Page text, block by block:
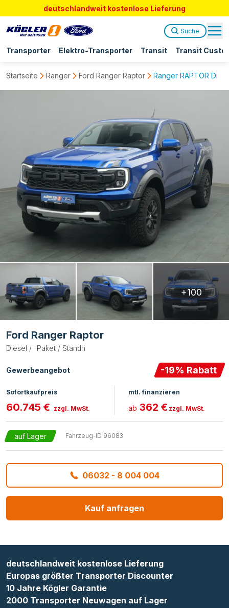
deutschlandweit kostenlose Lieferung
Transporter Elektro-Transporter Transit Transit
Suche
Startseite Ranger Ford Ranger Raptor Ranger RAPTOR
+100
Ford Ranger Raptor
Diesel / -Paket / Standh
Gewerbeangebot -19% Rabatt
Sofortkaufpreis
60.745 € zzgl. MwSt.
mtl. finanzieren
ab 362 € zzgl. MwSt.
auf Lager Fahrzeug-ID 96083
06032 - 8 004 004
Kauf anfragen
deutschlandweit kostenlose Lieferung
Europas größter Transporter Discounter
10 Jahre Kögler Garantie
2000 Transporter Neuwagen auf Lager